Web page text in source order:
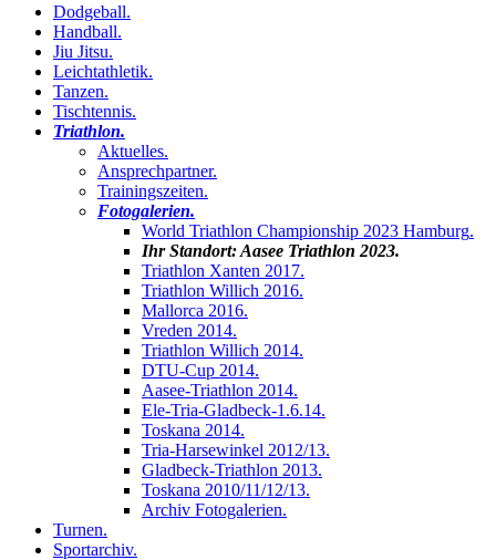
Dodgeball.
Handball.
Jiu Jitsu.
Leichtathletik.
Tanzen.
Tischtennis.
Triathlon.
Aktuelles.
Ansprechpartner.
Trainingszeiten.
Fotogalerien.
World Triathlon Championship 2023 Hamburg.
Ihr Standort:Aasee Triathlon 2023.
Triathlon Xanten 2017.
Triathlon Willich 2016.
Mallorca 2016.
Vreden 2014.
Triathlon Willich 2014.
DTU-Cup 2014.
Aasee-Triathlon 2014.
Ele-Tria-Gladbeck-1.6.14.
Toskana 2014.
Tria-Harsewinkel 2012/13.
Gladbeck-Triathlon 2013.
Toskana 2010/11/12/13.
Archiv Fotogalerien.
Turnen.
Sportarchiv.